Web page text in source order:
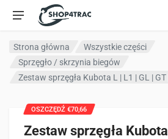
Przejdź do treści
Strona główna
Wszystkie części
Sprzęgło / skrzynia biegów
Zestaw sprzęgła Kubota L | L1 | GL |
Zestaw sprzęgła
OSZCZĘDŹ €70,66